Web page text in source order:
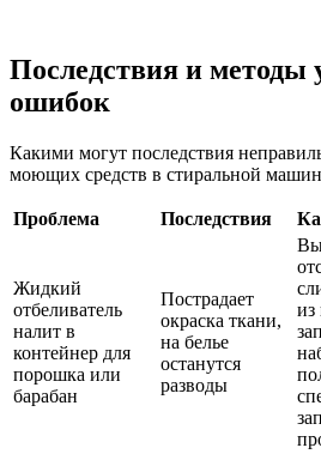
Последствия и методы
ошибок
Какими могут последствия
моющих средств в стиральной
Проблема Последствия
Жидкий
отбеливатель
налит в
контейнер для
порошка или
барабан
Пострадает
окраска ткани,
на белье
останутся
разводы
из